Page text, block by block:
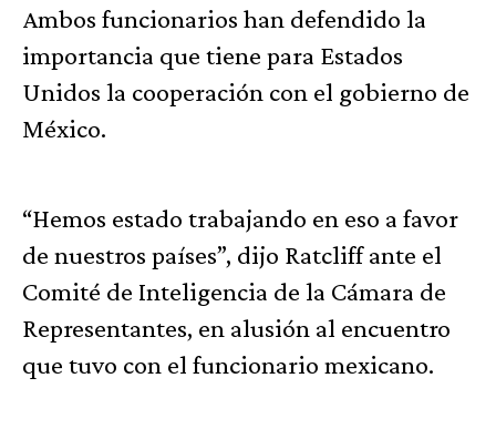
Ambos funcionarios han defendido la
importancia que tiene para Estados
Unidos la cooperación con el gobierno de
México.
“Hemos estado trabajando en eso a favor
de nuestros países”, dijo Ratcliff ante el
Comité de Inteligencia de la Cámara de
Representantes, en alusión al encuentro
que tuvo con el funcionario mexicano.